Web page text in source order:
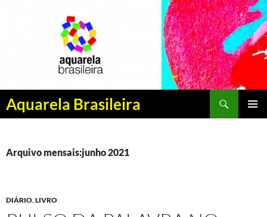
Aquarela Brasileira
Pesquisar
PULAR
CONTEÚDO
Arquivo mensais:junho 2021
DIÁRIO,LIVRO